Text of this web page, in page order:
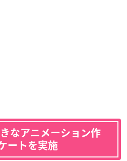
なアニメーション作
ートを実施